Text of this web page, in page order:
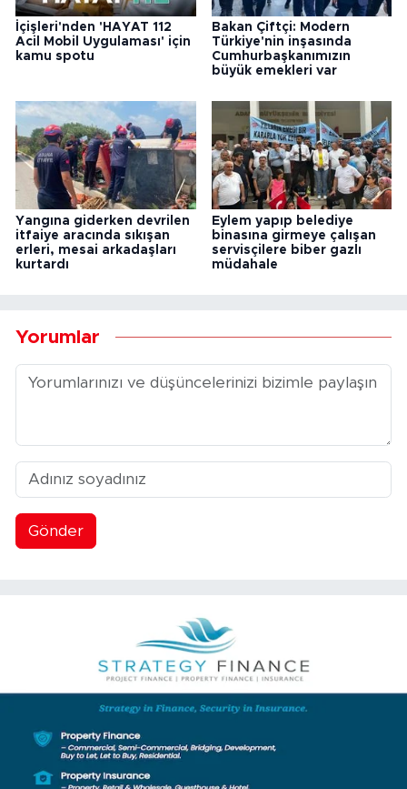
İçişleri'nden 'HAYAT 112
Acil Mobil Uygulaması' için
kamu spotu
Bakan Çiftçi: Modern
Türkiye'nin inşasında
Cumhurbaşkanımızın
büyük emekleri var
Yangına giderken devrilen
itfaiye aracında sıkışan
erleri, mesai arkadaşları
kurtardı
Eylem yapıp belediye
binasına girmeye çalışan
servisçilere biber gazlı
müdahale
Yorumlar
Gönder